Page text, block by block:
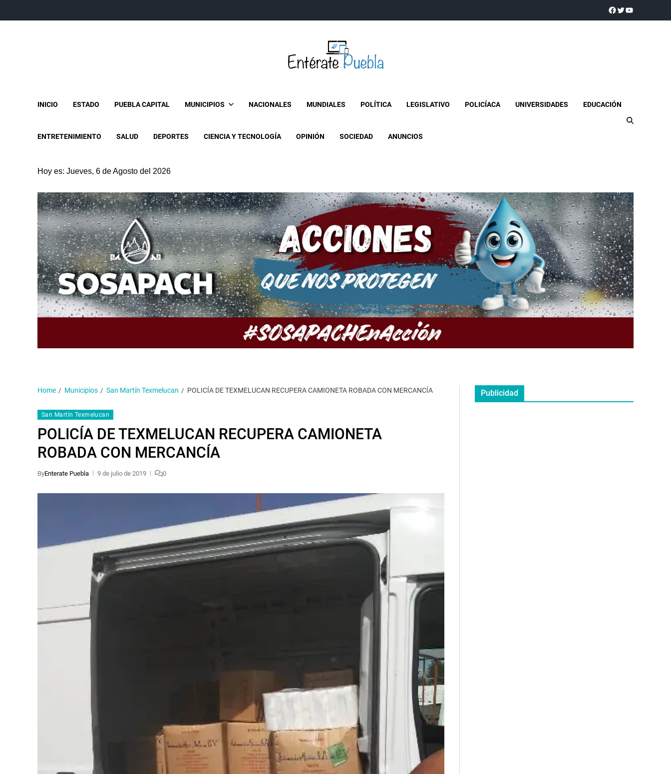
INICIO ESTADO PUEBLA CAPITAL MUNICIPIOS NACIONALES MUNDIALES POLÍTICA LEGISLATIVO POLICÍACA UNIVERSIDADES EDUCACIÓN
ENTRETENIMIENTO SALUD DEPORTES CIENCIA Y TECNOLOGÍA OPINIÓN SOCIEDAD ANUNCIOS
Hoy es: Jueves, 6 de Agosto del 2026
Home Municipios San Martín Texmelucan POLICÍA DE TEXMELUCAN RECUPERA CAMIONETA ROBADA CON MERCANCÍA
San Martín Texmelucan
POLICÍA DE TEXMELUCAN RECUPERA CAMIONETA
ROBADA CON MERCANCÍA
ByEnterate Puebla 9 de julio de 2019 0
Publicidad